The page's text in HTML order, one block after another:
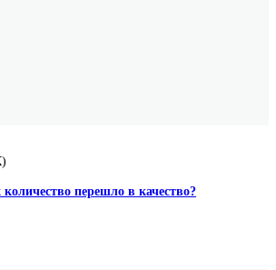
перешло в качество?